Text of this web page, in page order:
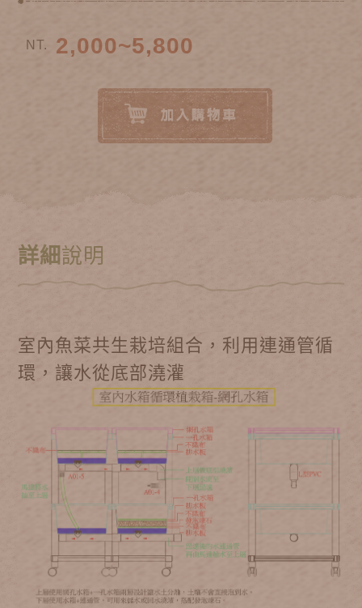
NT. 2,000~5,800
詳細說明
室內魚菜共生栽培組合，利用連通管循
環，讓水從底部澆灌